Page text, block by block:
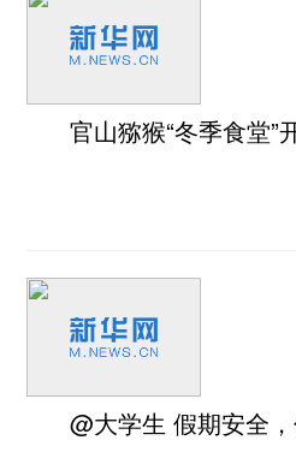
官山猕猴“冬季食堂”
@大学生 假期安全